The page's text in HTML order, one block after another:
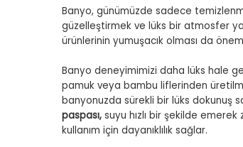
Banyo, günümüzde sadece
güzelleştirmek ve lüks bir atmosfer
ürünlerinin yumuşacık olması da
Banyo deneyimimizi daha lüks hale
pamuk veya bambu liflerinden
banyonuzda sürekli bir lüks dokunuş
paspası, suyu hızlı bir şekilde
kullanım için dayanıklılık sağlar.